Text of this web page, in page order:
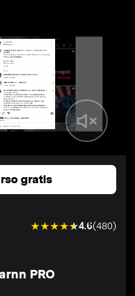
gratis
4.6(480)
PRO